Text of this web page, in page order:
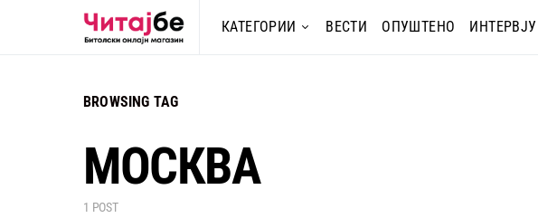
КАТЕГОРИИ ВЕСТИ ОПУШТЕНО ИНТЕРВЈУ
BROWSING TAG
МОСКВА
1 POST